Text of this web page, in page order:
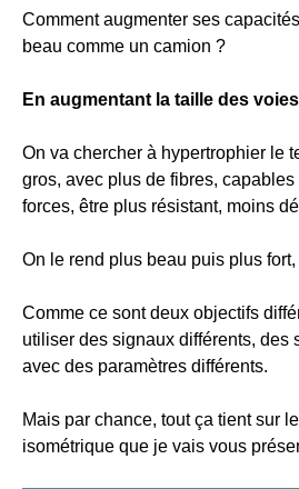
Comment augmenter ses
beau comme un camion ?
En augmentant la taille des
On va chercher à hypertrophier le
gros, avec plus de fibres,
forces, être plus résistant, moins
On le rend plus beau puis plus fort,
Comme ce sont deux objectifs
utiliser des signaux différents, des
avec des paramètres différents.
Mais par chance, tout ça tient sur
isométrique que je vais vous